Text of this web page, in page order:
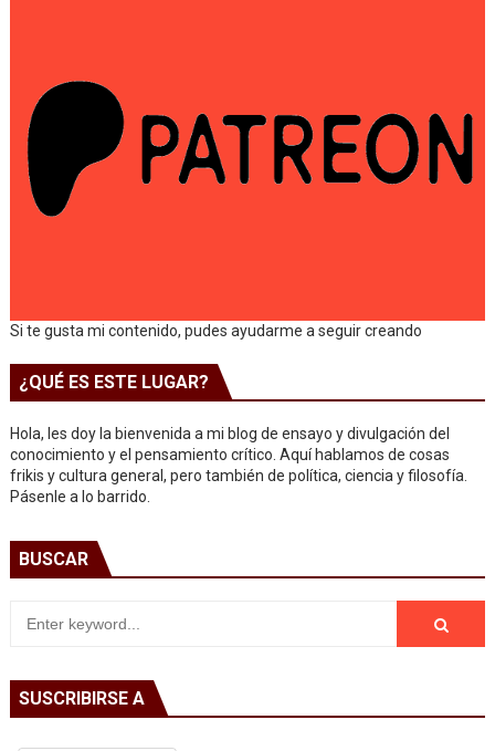
Si te gusta mi contenido, pudes ayudarme a seguir creando
¿QUÉ ES ESTE LUGAR?
Hola, les doy la bienvenida a mi blog de ensayo y divulgación del
conocimiento y el pensamiento crítico. Aquí hablamos de cosas
frikis y cultura general, pero también de política, ciencia y filosofía.
Pásenle a lo barrido.
BUSCAR
SUSCRIBIRSE A